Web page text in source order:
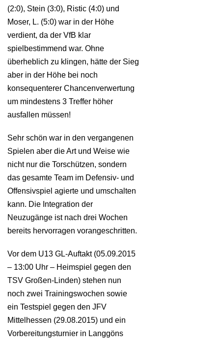
(2:0), Stein (3:0), Ristic (4:0) und
Moser, L. (5:0) war in der Höhe
verdient, da der VfB klar
spielbestimmend war. Ohne
überheblich zu klingen, hätte der Sieg
aber in der Höhe bei noch
konsequenterer Chancenverwertung
um mindestens 3 Treffer höher
ausfallen müssen!
Sehr schön war in den vergangenen
Spielen aber die Art und Weise wie
nicht nur die Torschützen, sondern
das gesamte Team im Defensiv- und
Offensivspiel agierte und umschalten
kann. Die Integration der
Neuzugänge ist nach drei Wochen
bereits hervorragen vorangeschritten.
Vor dem U13 GL-Auftakt (05.09.2015
– 13:00 Uhr – Heimspiel gegen den
TSV Großen-Linden) stehen nun
noch zwei Trainingswochen sowie
ein Testspiel gegen den JFV
Mittelhessen (29.08.2015) und ein
Vorbereitungsturnier in Langgöns